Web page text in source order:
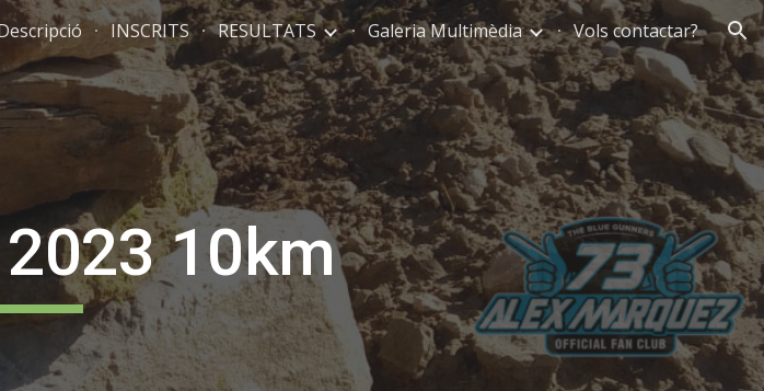
Skip to navigation
INSCRITS RESULTATS Galeria Multimèdia Vols contactar?
10km